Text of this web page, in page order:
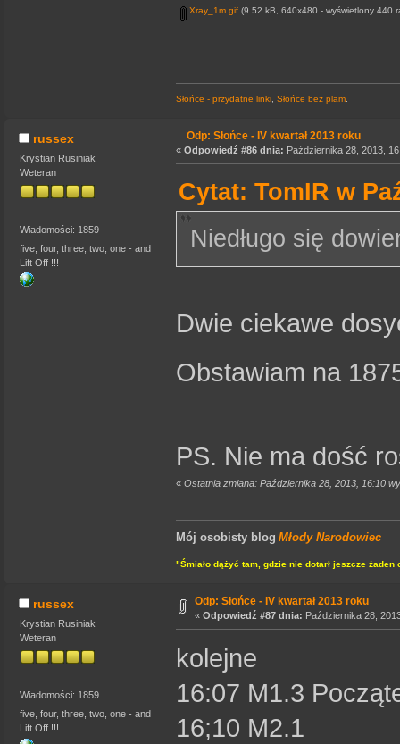
Xray_1m.gif (9.52 kB, 640x480 - wyświetlony 440
Słońce - przydatne linki Słońce bez plam
russex
Krystian Rusiniak
Weteran
Wiadomości: 1859
five, four, three, two, one - and
Lift Off !!!
Odp: Słońce - IV kwartał 2013 roku
« Odpowiedź #86 dnia: Października 28, 2013,
Cytat: TomIR w
Niedługo się
Dwie ciekawe
Obstawiam na
PS. Nie ma dość
« Ostatnia zmiana: Października 28, 2013, 16:10
Mój osobisty blog Młody Narodowiec
"Śmiało dążyć tam, gdzie nie dotarł jeszcze żaden
russex
Krystian Rusiniak
Weteran
Wiadomości: 1859
five, four, three, two, one - and
Lift Off !!!
Odp: Słońce - IV kwartał 2013 roku
« Odpowiedź #87 dnia: Października 28,
kolejne
16:07 M1.3
16;10 M2.1